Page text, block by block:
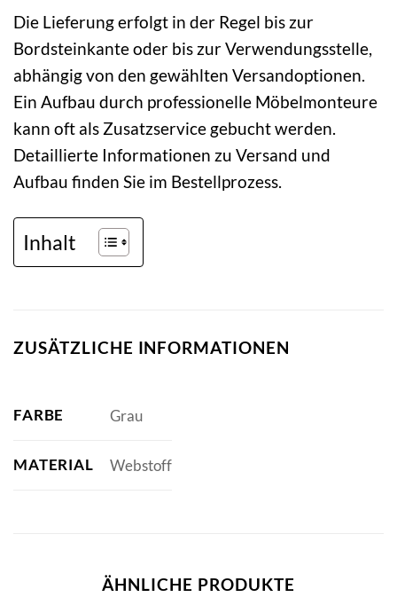
Die Lieferung erfolgt in der Regel bis zur
Bordsteinkante oder bis zur Verwendungsstelle,
abhängig von den gewählten Versandoptionen.
Ein Aufbau durch professionelle Möbelmonteure
kann oft als Zusatzservice gebucht werden.
Detaillierte Informationen zu Versand und
Aufbau finden Sie im Bestellprozess.
Inhalt
ZUSÄTZLICHE INFORMATIONEN
FARBE Grau
MATERIAL Webstoff
ÄHNLICHE PRODUKTE